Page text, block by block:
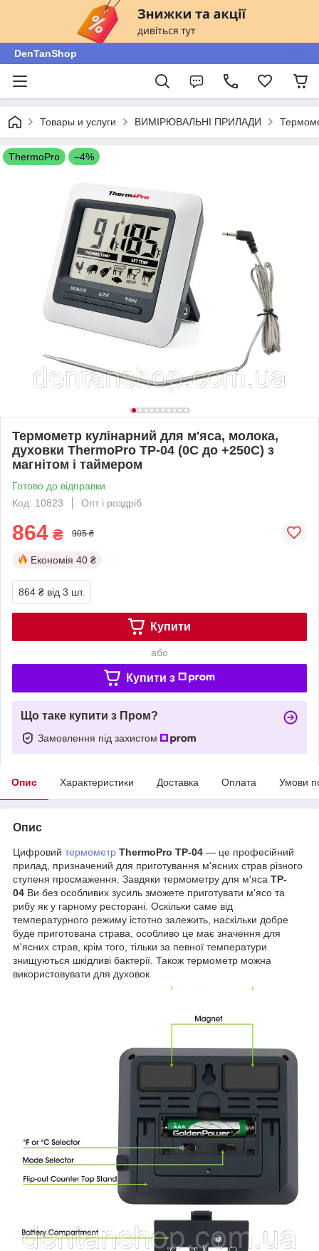
DenTanShop
Товары и услуги ВИМІРЮВАЛЬНІ ПРИЛАДИ
ThermoPro –4%
Термометр кулінарний для м'яса, молока,
духовки ThermoPro TP-04 (0C до +250C) з
магнітом і таймером
Готово до відправки
Код: 10823
Опт і роздріб
864 ₴ 905 ₴
Економія 40 ₴
864 ₴ від 3 шт.
Купити
або
Купити з
Що таке купити з Пром?
Замовлення під захистом
Опис Характеристики Доставка Оплата Умови
Опис
Цифровий термометр ThermoPro TP-04 — це професійний
прилад, призначений для приготування м'ясних страв різного
ступеня просмаження. Завдяки термометру для м'яса TP-
04 Ви без особливих зусиль зможете приготувати м'ясо та
рибу як у гарному ресторані. Оскільки саме від
температурного режиму істотно залежить, наскільки добре
буде приготована страва, особливо це має значення для
м'ясних страв, крім того, тільки за певної температури
знищуються шкідливі бактерії. Також термометр можна
використовувати для духовок